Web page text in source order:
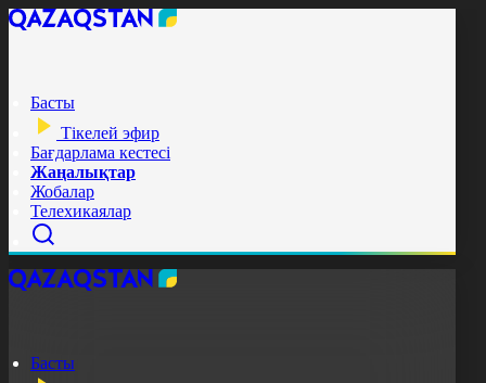
Басты
Тікелей эфир
Бағдарлама кестесі
Жаңалықтар
Жобалар
Телехикаялар
Басты